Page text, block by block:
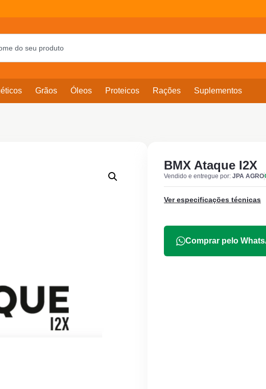
Grãos Óleos Proteicos Rações Suplementos
BMX Ataque I2X
Vendido e entregue por: JPA AGRO
Ver especificações técnicas
Comprar pelo